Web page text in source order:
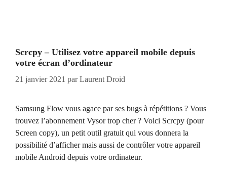
Scrcpy – Utilisez votre appareil mobile depuis
votre écran d’ordinateur
21 janvier 2021 parLaurent Droid
Samsung Flow vous agace par ses bugs à répétitions ? Vous
trouvez l’abonnement Vysor trop cher ? Voici Scrcpy (pour
Screen copy), un petit outil gratuit qui vous donnera la
possibilité d’afficher mais aussi de contrôler votre appareil
mobile Android depuis votre ordinateur.